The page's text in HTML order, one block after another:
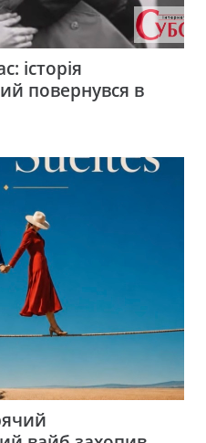
історія
повернувся в